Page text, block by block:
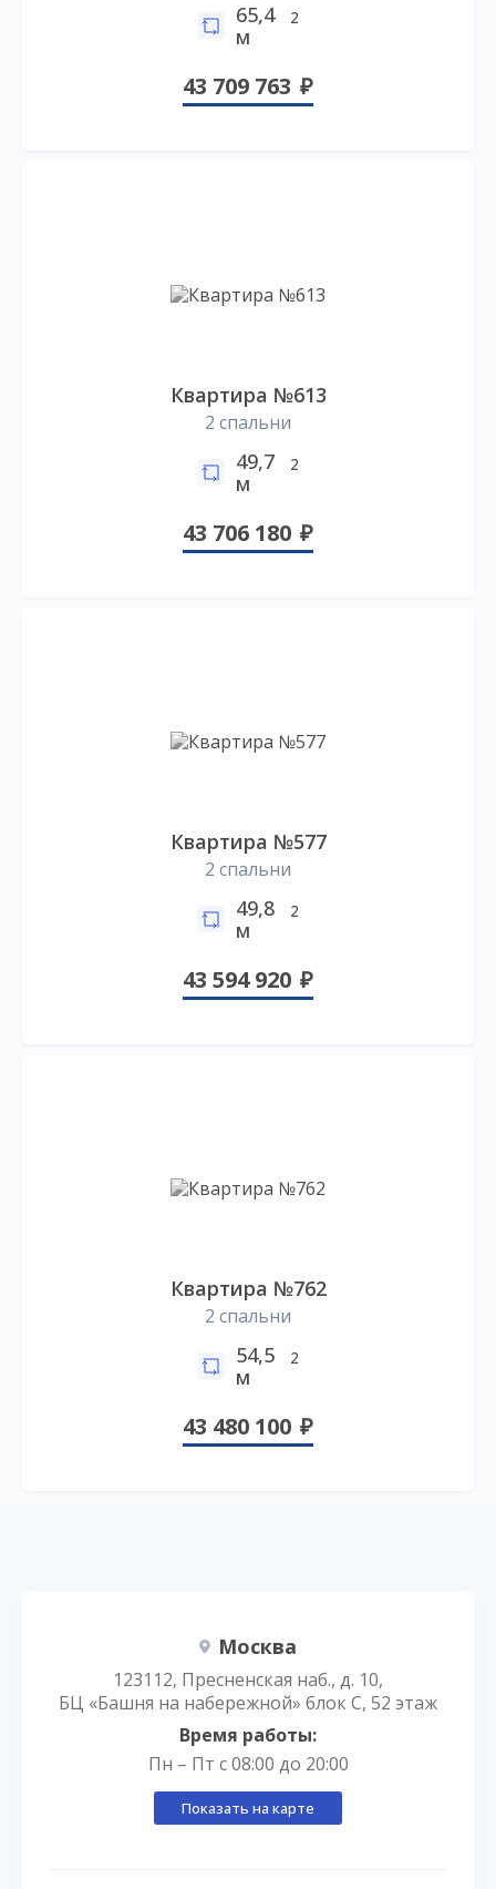
65,4
м
2
43 709 763
Квартира №613
2 спальни
49,7
м
2
43 706 180
Квартира №577
2 спальни
49,8
м
2
43 594 920
Квартира №762
2 спальни
54,5
м
2
43 480 100
Москва
123112, Пресненская наб., д. 10,
БЦ «Башня на набережной» блок С, 52 этаж
Время работы:
Пн – Пт с 08:00 до 20:00
Показать на карте